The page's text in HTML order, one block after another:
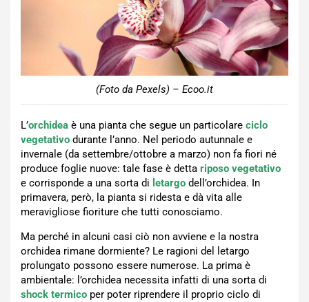
(Foto da Pexels) – Ecoo.it
L’orchidea è una pianta che segue un particolare ciclo
vegetativo durante l’anno. Nel periodo autunnale e
invernale (da settembre/ottobre a marzo) non fa fiori né
produce foglie nuove: tale fase è detta riposo vegetativo
e corrisponde a una sorta di letargo dell’orchidea. In
primavera, però, la pianta si ridesta e dà vita alle
meravigliose fioriture che tutti conosciamo.
Ma perché in alcuni casi ciò non avviene e la nostra
orchidea rimane dormiente? Le ragioni del letargo
prolungato possono essere numerose. La prima è
ambientale: l’orchidea necessita infatti di una sorta di
shock termico per poter riprendere il proprio ciclo di